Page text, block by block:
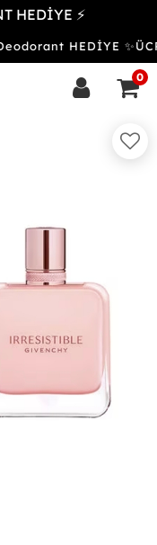
HEDİYE ⚡
HEDİYE
0